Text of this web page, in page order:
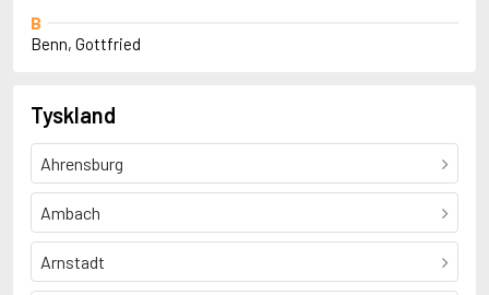
B
Benn, Gottfried
Tyskland
Ahrensburg
Ambach
Arnstadt